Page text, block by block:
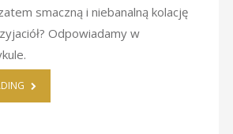
smaczną i niebanalną kolację
Odpowiadamy w